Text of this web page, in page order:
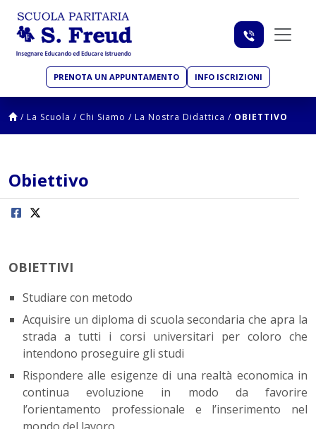
PRENOTA UN APPUNTAMENTO INFO ISCRIZIONI
/ La Scuola / Chi Siamo / La Nostra Didattica / OBIETTIVO
Obiettivo
OBIETTIVI
Studiare con metodo
Acquisire un diploma di scuola secondaria che apra la
strada a tutti i corsi universitari per coloro che
intendono proseguire gli studi
Rispondere alle esigenze di una realtà economica in
continua evoluzione in modo da favorire
l’orientamento professionale e l’inserimento nel